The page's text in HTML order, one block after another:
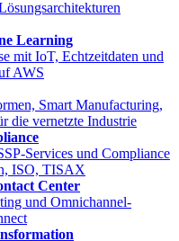
Learning
mit IoT, Echtzeitdaten und
AWS
Smart Manufacturing,
die vernetzte Industrie
Services und Compliance
ISO, TISAX
Center
und Omnichannel-